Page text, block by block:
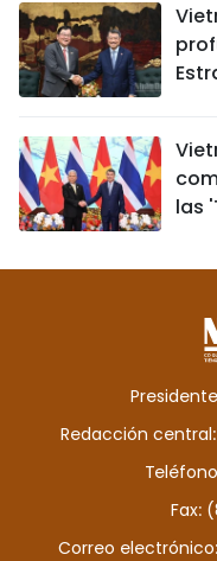
las
Redacción
Fax:
Correo electrónico: